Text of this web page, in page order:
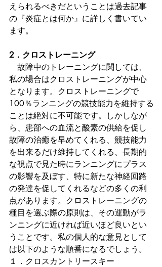
えられるべきだということは過去記事
の『炎症とは何か』に詳しく書いてい
ます。
2．クロストレーニング
故障中のトレーニングに関しては、
私の場合はクロストレーニングが中心
となります。クロストレーニングで
100％ランニングの競技能力を維持する
ことは絶対に不可能です。しかしなが
ら、患部への血流と酸素の供給を促し
故障の治癒を早めてくれる、競技能力
を出来るだけ維持してくれる、長期的
な視点で見た時にランニングにプラス
の影響を及ぼす、特に新たな神経回路
の発達を促してくれるなどの多くの利
点があります。クロストレーニングの
種目を選ぶ際の原則は、その運動がラ
ンニングに近ければ近いほど良いとい
うことです。私の個人的な意見として
は以下のような順番になるでしょう。
１．クロスカントリースキー